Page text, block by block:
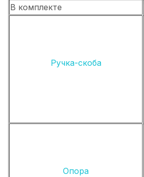
В комплекте
Ручка-скоба
Опора